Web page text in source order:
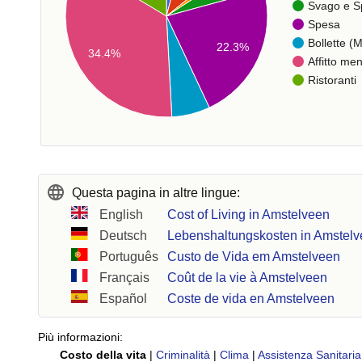
Svago e
Spesa
Bollette
Affitto
Ristoranti
22.3%
34.4%
Questa pagina in altre lingue:
English
Cost of Living in Amstelveen
Deutsch
Lebenshaltungskosten in
Português
Custo de Vida em Amstelveen
Français
Coût de la vie à Amstelveen
Español
Coste de vida en Amstelveen
Più informazioni:
Costo della vita | Criminalità | Clima | Assistenza Sanitaria